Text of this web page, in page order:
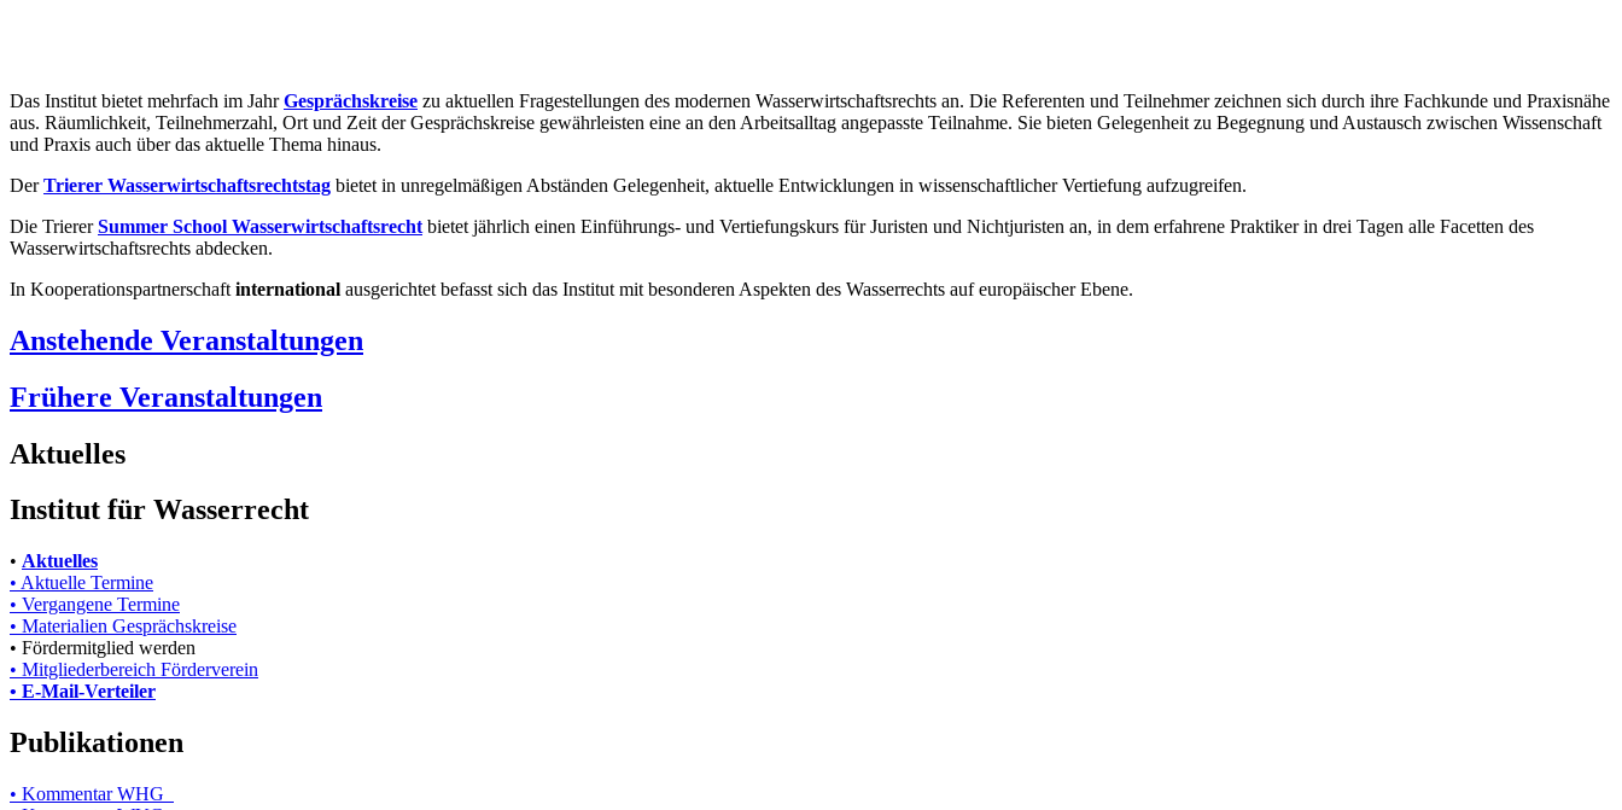
Das Institut bietet mehrfach im JahrGesprächskreise zu aktuellen Fragestellungen des modernen Wasserwirtschaftsrechts an. Die Referenten und Teilnehmer zeichnen sich durch ihre Fachkunde und Praxisnähe
aus. Räumlichkeit, Teilnehmerzahl, Ort und Zeit der Gesprächskreise gewährleisten eine an den Arbeitsalltag angepasste Teilnahme. Sie bieten Gelegenheit zu Begegnung und Austausch zwischen Wissenschaft
und Praxis auch über das aktuelle Thema hinaus.
DerTrierer Wasserwirtschaftsrechtstag bietet in unregelmäßigen Abständen Gelegenheit, aktuelle Entwicklungen in wissenschaftlicher Vertiefung aufzugreifen.
Die TriererSummer School Wasserwirtschaftsrecht bietet jährlich einen Einführungs- und Vertiefungskurs für Juristen und Nichtjuristen an, in dem erfahrene Praktiker in drei Tagen alle Facetten des
Wasserwirtschaftsrechts abdecken.
In Kooperationspartnerschaft international ausgerichtet befasst sich das Institut mit besonderen Aspekten des Wasserrechts auf europäischer Ebene.
Anstehende Veranstaltungen
Frühere Veranstaltungen
Aktuelles
Institut für Wasserrecht
• Aktuelles
• Aktuelle Termine
• Vergangene Termine
• Materialien Gesprächskreise
• Fördermitglied werden
• Mitgliederbereich Förderverein
• E-Mail-Verteiler
Publikationen
• Kommentar WHG